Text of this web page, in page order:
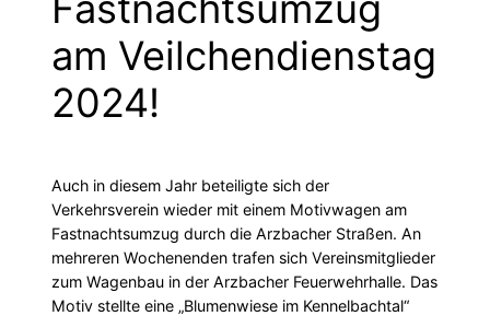
am Veilchendienstag
2024!
Auch in diesem Jahr beteiligte sich der
Verkehrsverein wieder mit einem Motivwagen am
Fastnachtsumzug durch die Arzbacher Straßen. An
mehreren Wochenenden trafen sich Vereinsmitglieder
zum Wagenbau in der Arzbacher Feuerwehrhalle. Das
Motiv stellte eine „Blumenwiese im Kennelbachtal“